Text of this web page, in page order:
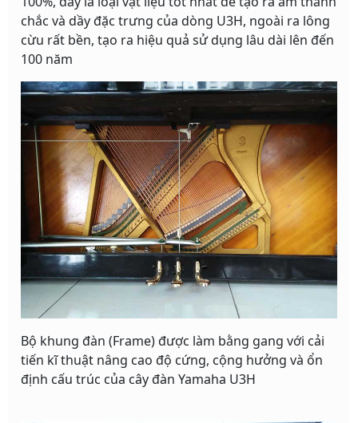
chắc và dầy đặc trưng của dòng U3H, ngoài ra lông
cừu rất bền, tạo ra hiệu quả sử dụng lâu dài lên đến
100 năm
Bộ khung đàn (Frame) được làm bằng gang với cải
tiến kĩ thuật nâng cao độ cứng, cộng hưởng và ổn
định cấu trúc của cây đàn Yamaha U3H